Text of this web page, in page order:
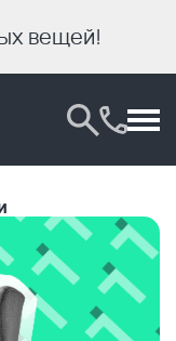
вещей!